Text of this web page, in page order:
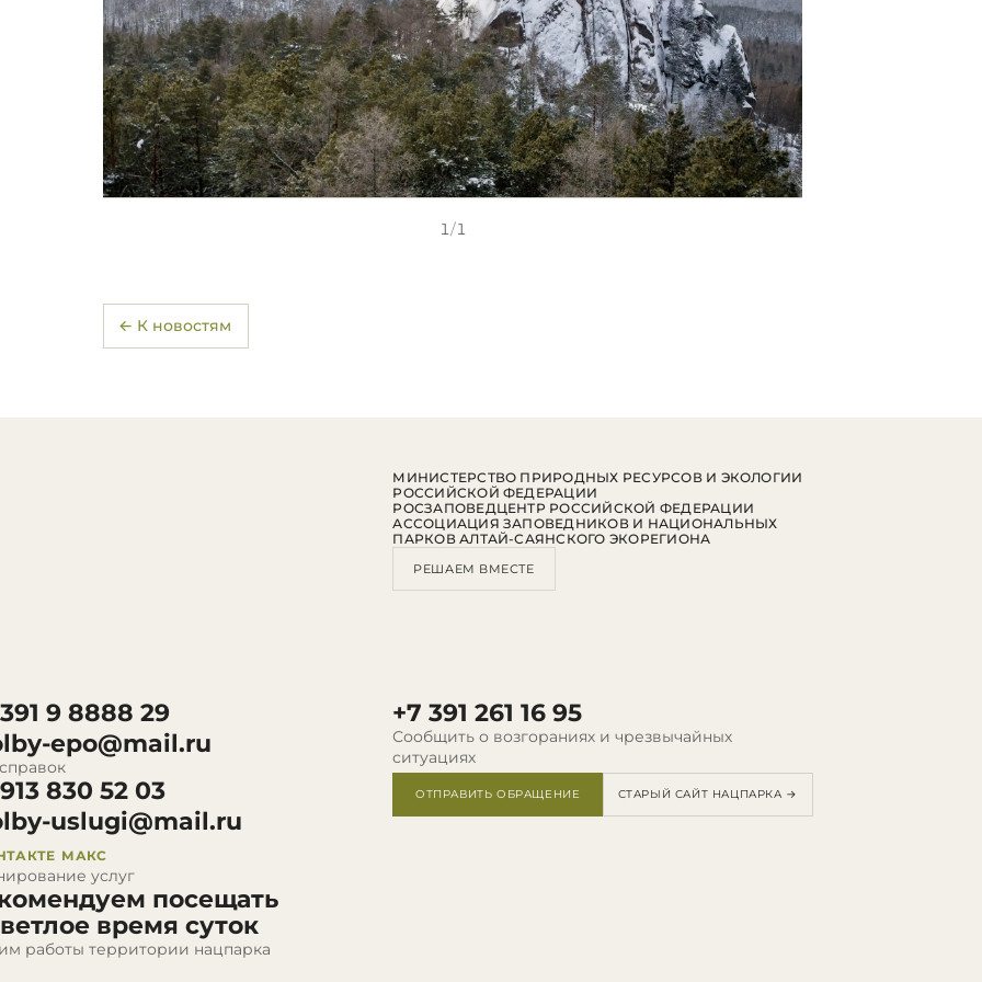
1/1
← К новостям
9 8888 29
epo@mail.ru
830 52 03
uslugi@mail.ru
МАКС
услуг
посещать
время суток
работы территории нацпарка
+7 391 261 16 95
Сообщить о возгораниях и чрезвычайных
ситуациях
ОТПРАВИТЬ ОБРАЩЕНИЕ СТАРЫЙ САЙТ НАЦПАРКА →
МИНИСТЕРСТВО ПРИРОДНЫХ РЕСУРСОВ И ЭКОЛОГИИ
РОССИЙСКОЙ ФЕДЕРАЦИИ
РОСЗАПОВЕДЦЕНТР РОССИЙСКОЙ ФЕДЕРАЦИИ
АССОЦИАЦИЯ ЗАПОВЕДНИКОВ И НАЦИОНАЛЬНЫХ
ПАРКОВ АЛТАЙ-САЯНСКОГО ЭКОРЕГИОНА
РЕШАЕМ ВМЕСТЕ